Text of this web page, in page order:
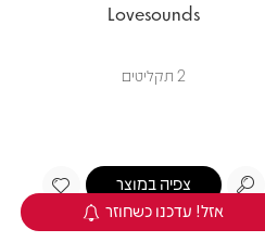
Lovesounds
2 תקליטים
צפיה במוצר
אזל! עדכנו כשחוזר